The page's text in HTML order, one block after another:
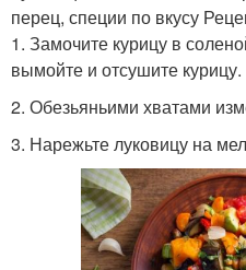
перец, специи по вкусу
1. Замочите курицу в
вымойте и отсушите курицу.
2. Обезьяньими хватами
3. Нарежьте луковицу на